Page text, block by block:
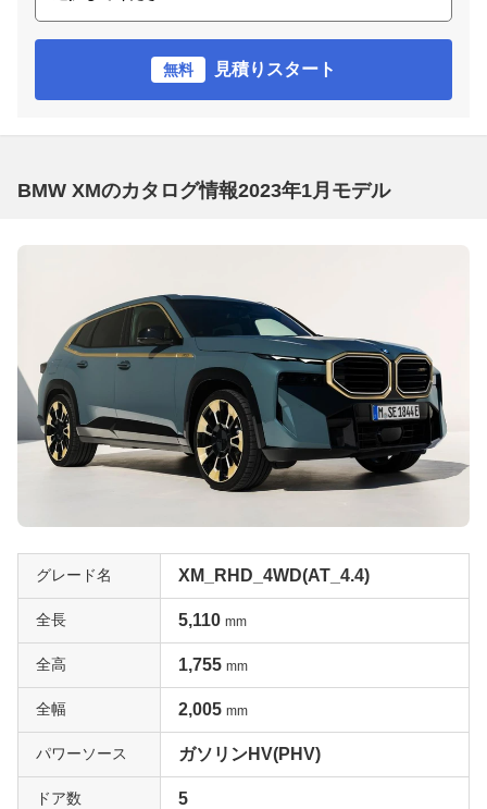
無料 見積りスタート
BMW XMのカタログ情報2023年1月モデル
グレード名 XM_RHD_4WD(AT_4.4)
全長 5,110 mm
全高 1,755 mm
全幅 2,005 mm
パワーソース ガソリンHV(PHV)
ドア数 5